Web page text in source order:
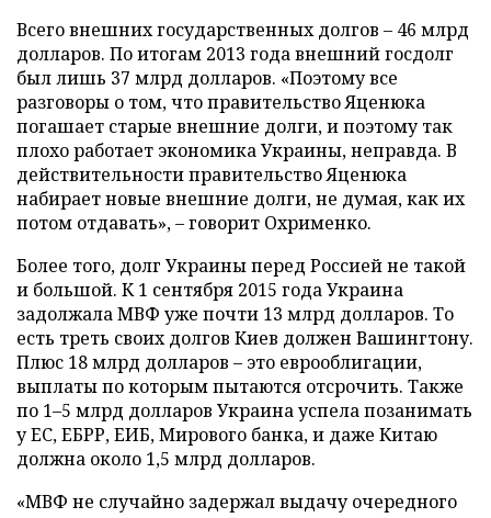
Всего внешних государственных долгов – 46 млрд
долларов. По итогам 2013 года внешний госдолг
был лишь 37 млрд долларов. «Поэтому все
разговоры о том, что правительство Яценюка
погашает старые внешние долги, и поэтому так
плохо работает экономика Украины, неправда. В
действительности правительство Яценюка
набирает новые внешние долги, не думая, как их
потом отдавать», – говорит Охрименко.
Более того, долг Украины перед Россией не такой
и большой. К 1 сентября 2015 года Украина
задолжала МВФ уже почти 13 млрд долларов. То
есть треть своих долгов Киев должен Вашингтону.
Плюс 18 млрд долларов – это еврооблигации,
выплаты по которым пытаются отсрочить. Также
по 1–5 млрд долларов Украина успела позанимать
у ЕС, ЕБРР, ЕИБ, Мирового банка, и даже Китаю
должна около 1,5 млрд долларов.
«МВФ не случайно задержал выдачу очередного